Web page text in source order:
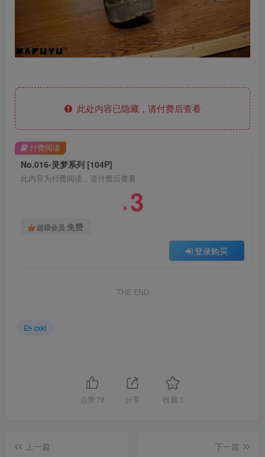
此处内容已隐藏，请付费后查看
No.016-灵梦系列 [104P]
此内容为付费阅读，请付费后查看
￥ 3
超级会员 免费
登录购买
付费阅读
THE END
zxkt
点赞 78 分享 收藏 3
上一篇 下一篇